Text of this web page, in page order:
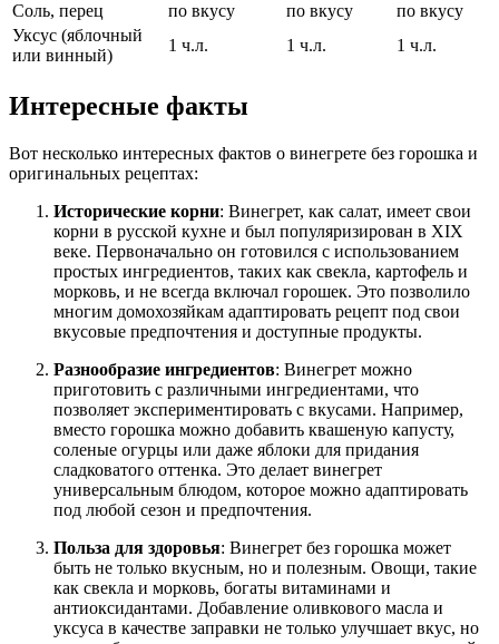
Соль, перец
по вкусу по вкусу
по вкусу
Уксус (яблочный
или винный)
1 ч.л. 1 ч.л. 1 ч.л.
Интересные факты
Вот несколько интересных фактов о винегрете без горошка и
оригинальных рецептах:
Исторические корни: Винегрет, как салат, имеет свои
корни в русской кухне и был популяризирован в XIX
веке. Первоначально он готовился с использованием
простых ингредиентов, таких как свекла, картофель и
морковь, и не всегда включал горошек. Это позволило
многим домохозяйкам адаптировать рецепт под свои
вкусовые предпочтения и доступные продукты.
Разнообразие ингредиентов: Винегрет можно
приготовить с различными ингредиентами, что
позволяет экспериментировать с вкусами. Например,
вместо горошка можно добавить квашеную капусту,
соленые огурцы или даже яблоки для придания
сладковатого оттенка. Это делает винегрет
универсальным блюдом, которое можно адаптировать
под любой сезон и предпочтения.
Польза для здоровья: Винегрет без горошка может
быть не только вкусным, но и полезным. Овощи, такие
как свекла и морковь, богаты витаминами и
антиоксидантами. Добавление оливкового масла и
уксуса в качестве заправки не только улучшает вкус, но